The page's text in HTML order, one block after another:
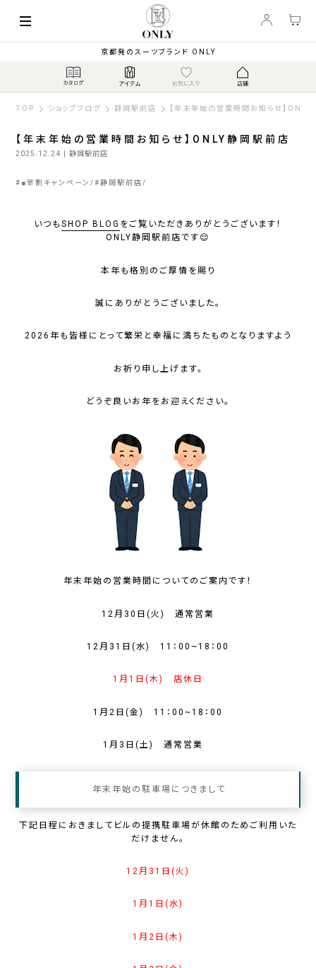
京都発のスーツブランド ONLY
TOP ショップブログ 静岡駅前店 【年末年始の営業時間お知らせ】
【年末年始の営業時間お知らせ】ONLY静岡駅前店
2025.12.24 | 静岡駅前店
# ■早割キャンペーン #静岡駅前店
いつも SHOP BLOG をご覧いただきありがとうございます！
ONLY静岡駅前店です😌
本年も格別のご厚情を賜り
誠にありがとうございました。
2026 年も皆様にとって繁栄と幸福に満ちたものとなりますよう
お祈り申し上げます。
どうぞ良いお年をお迎えください。
年末年始の営業時間についてのご案内です！
12月30日(火) 通常営業
12月31日(水) 11：00~18：00
1月1日(木) 店休日
1月2日(金) 11：00~18：00
1月3日(土 ) 通常営業
年末年始の駐車場につきまして
下記日程におきましてビルの提携駐車場が休館のためご利用いた
だけません。
12月31日(火)
1月1日(水)
1月2日(木)